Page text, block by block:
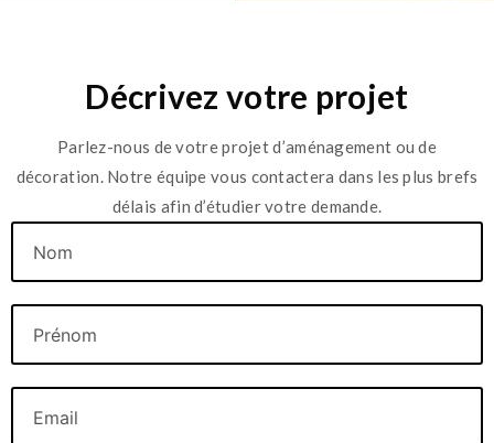
Décrivez votre projet
Parlez-nous de votre projet d’aménagement ou de
décoration. Notre équipe vous contactera dans les plus brefs
délais afin d’étudier votre demande.